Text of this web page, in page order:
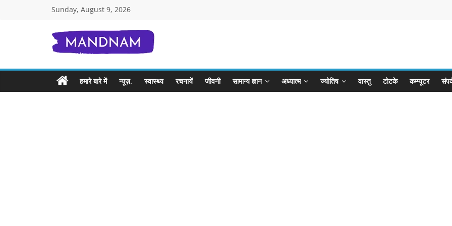
Sunday, August 9, 2026
Mandnam.com
जाने
एक-
हमारे बारे में न्यूज़. स्वास्थ्य रचनायें जीवनी सामान्य ज्ञान अध्यात्म ज्योतिष वास्तु टोटके कम्प्यूटर